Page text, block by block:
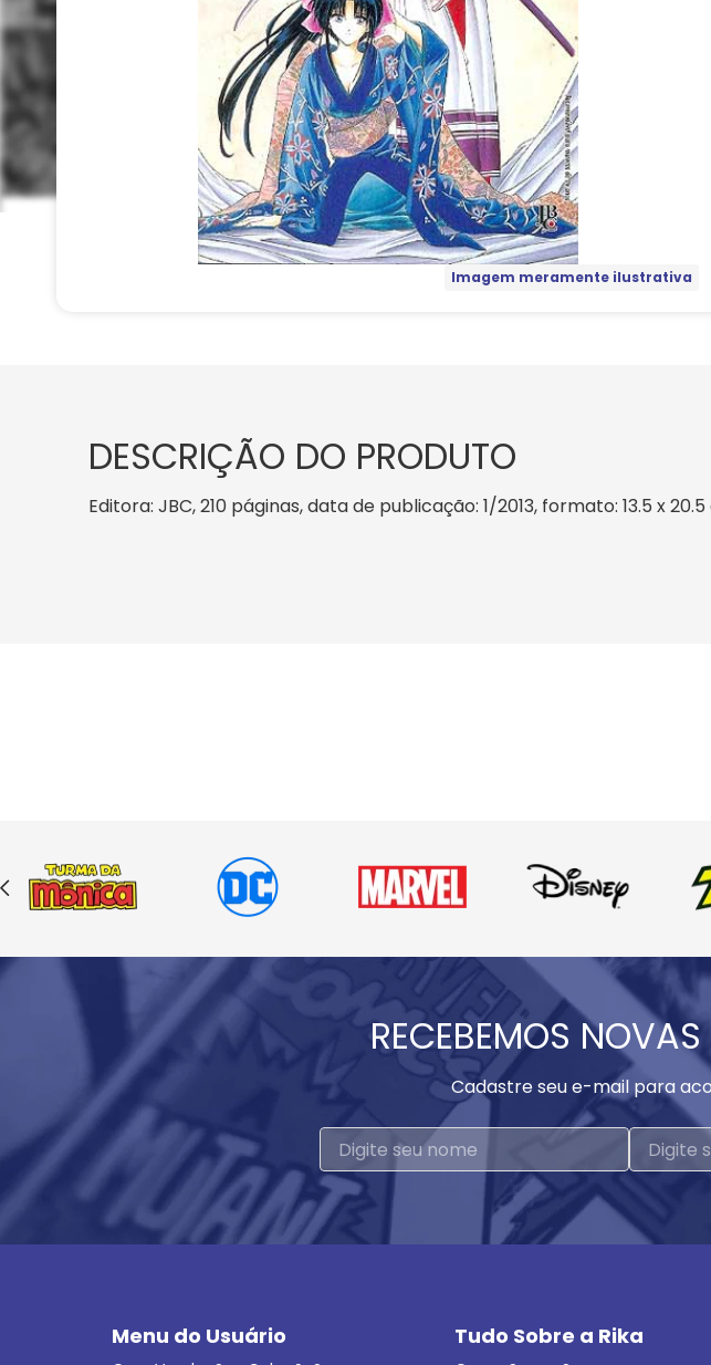
Imagem meramente ilustrativa
DESCRIÇÃO DO PRODUTO
Editora: JBC, 210 páginas, data de publicação: 1/2013, formato: 13.5 x
RECEBEMOS
Cadastre seu e-mail para
Menu do Usuário Tudo Sobre a Rika